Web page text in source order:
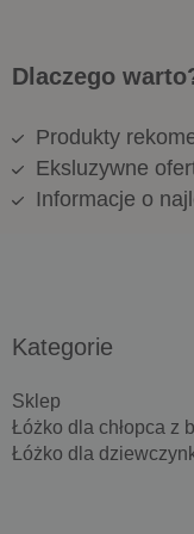
Dlaczego
Produkty
Eksluzywne
Informacje o
Kategorie
Sklep
Łóżko dla chłopca z
Łóżko dla